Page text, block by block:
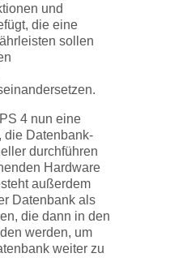
und
die eine
sollen
4 nun eine
die Datenbank-
durchführen
Hardware
außerdem
Datenbank als
die dann in den
werden, um
weiter zu